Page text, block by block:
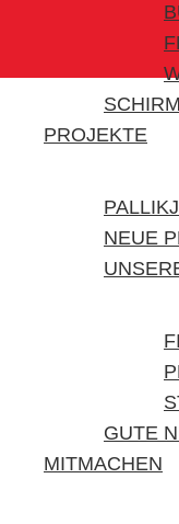
PROJEKTE
NEUE
GUTE
MITMACHEN